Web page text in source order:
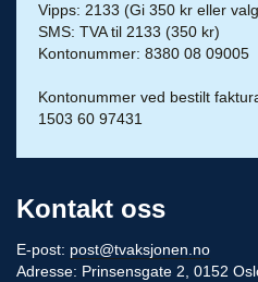
Vipps: 2133 (Gi 350 kr eller
SMS: TVA til 2133 (350 kr)
Kontonummer: 8380 08 09005
Kontonummer ved bestilt
1503 60 97431
Kontakt oss
E-post: post@tvaksjonen.no
Adresse: Prinsensgate 2, 0152